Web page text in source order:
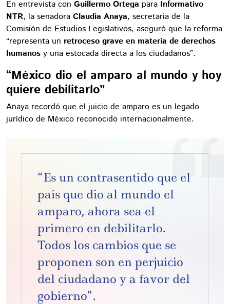
En entrevista con Guillermo Ortega para Informativo
NTR, la senadora Claudia Anaya, secretaria de la
Comisión de Estudios Legislativos, aseguró que la reforma
“representa un retroceso grave en materia de derechos
humanos y una estocada directa a los ciudadanos”.
“México dio el amparo al mundo y hoy
quiere debilitarlo”
Anaya recordó que el juicio de amparo es un legado
jurídico de México reconocido internacionalmente.
“Es un contrasentido que el
país que dio al mundo el
amparo, ahora sea el
primero en debilitarlo.
Todos los cambios que se
proponen son en perjuicio
del ciudadano y a favor del
gobierno”.